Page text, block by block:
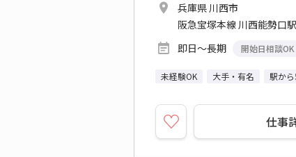
兵庫県 川西市
阪急宝塚本線 川西能勢口
即日～長期
開始日相談OK
未経験OK 大手・有名 駅か
仕事